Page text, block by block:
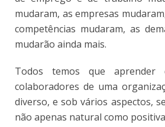
mudaram, as empresas
competências mudaram, as
mudarão ainda mais.
Todos temos que
colaboradores de uma
diverso, e sob vários aspectos,
não apenas natural como